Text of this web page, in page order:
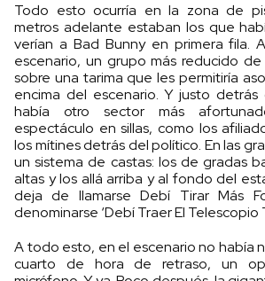
Todo esto ocurría en la zona de
metros adelante estaban los que
verían a Bad Bunny en primera fila.
escenario, un grupo más reducido
sobre una tarima que les permitiría
encima del escenario. Y justo detrás
había otro sector más
espectáculo en sillas, como los
los mítines detrás del político. En las
un sistema de castas: los de gradas
altas y los allá arriba y al fondo del
deja de llamarse Debí Tirar Más
denominarse ‘Debí Traer El Telescopio
A todo esto, en el escenario no había
cuarto de hora de retraso, un